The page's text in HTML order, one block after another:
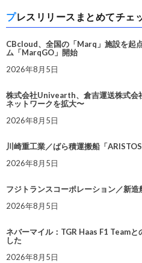
プレスリリースまとめてチェ
CBcloud、全国の「Marq」施設を起
ム「MarqGO」開始
2026年8月5日
株式会社Univearth、倉吉運送株式会
ネットワークを拡大〜
2026年8月5日
川崎重工業／ばら積運搬船「
2026年8月5日
フジトランスコーポレーション／新
2026年8月5日
ネバーマイル：TGR Haas F1 Team
した
2026年8月5日